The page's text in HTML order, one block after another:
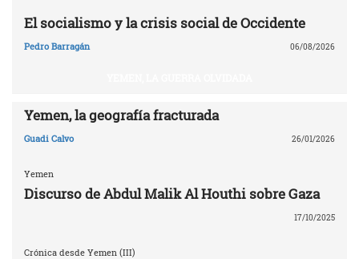
El socialismo y la crisis social de Occidente
Pedro Barragán 06/08/2026
Yemen, la geografía fracturada
Guadi Calvo 26/01/2026
Yemen
Discurso de Abdul Malik Al Houthi sobre Gaza
17/10/2025
Crónica desde Yemen (III)